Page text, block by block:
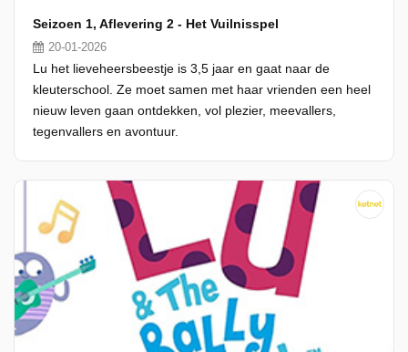
Seizoen 1, Aflevering 2 - Het Vuilnisspel
20-01-2026
Lu het lieveheersbeestje is 3,5 jaar en gaat naar de
kleuterschool. Ze moet samen met haar vrienden een heel
nieuw leven gaan ontdekken, vol plezier, meevallers,
tegenvallers en avontuur.